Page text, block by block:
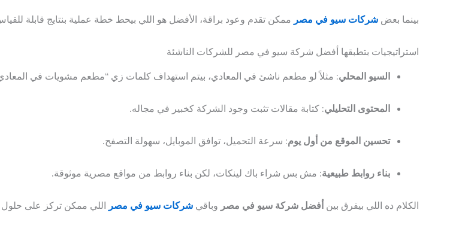
بينما بعض شركات سيو في مصر ممكن تقدم وعود براقة، الأفضل هو اللي بيحط خطة عملية بنتايج قابلة
استراتيجيات بتطبقها أفضل شركة سيو في مصر للشركات الناشئة
السيو المحلي: مثلاً لو مطعم ناشئ في المعادي، بيتم استهداف كلمات زي “مطعم مشويات في
المحتوى التحليلي: كتابة مقالات تثبت وجود الشركة كخبير في مجاله.
تحسين الموقع من أول يوم: سرعة التحميل، توافق الموبايل، سهولة التصفح.
بناء روابط طبيعية: مش بس شراء باك لينكات، لكن بناء روابط من مواقع مصرية موثوقة.
الكلام ده اللي بيفرق بين أفضل شركة سيو في مصر وباقي شركات سيو في مصر اللي ممكن تركز على حلول